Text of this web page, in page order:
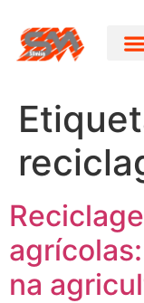
na